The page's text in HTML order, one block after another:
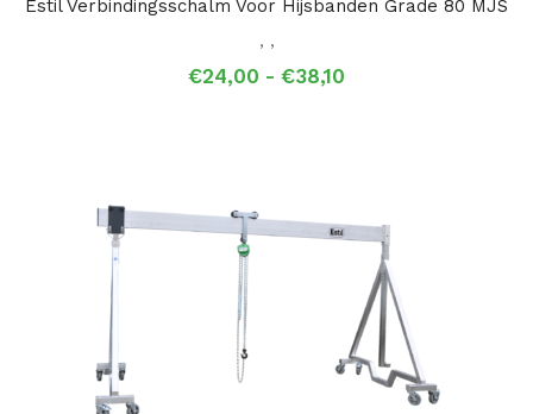
Estil Verbindingsschalm Voor Hijsbanden Grade 80 MJS
, ,
€24,00 - €38,10